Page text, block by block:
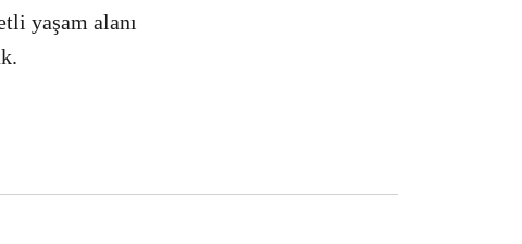
yaşam alanı